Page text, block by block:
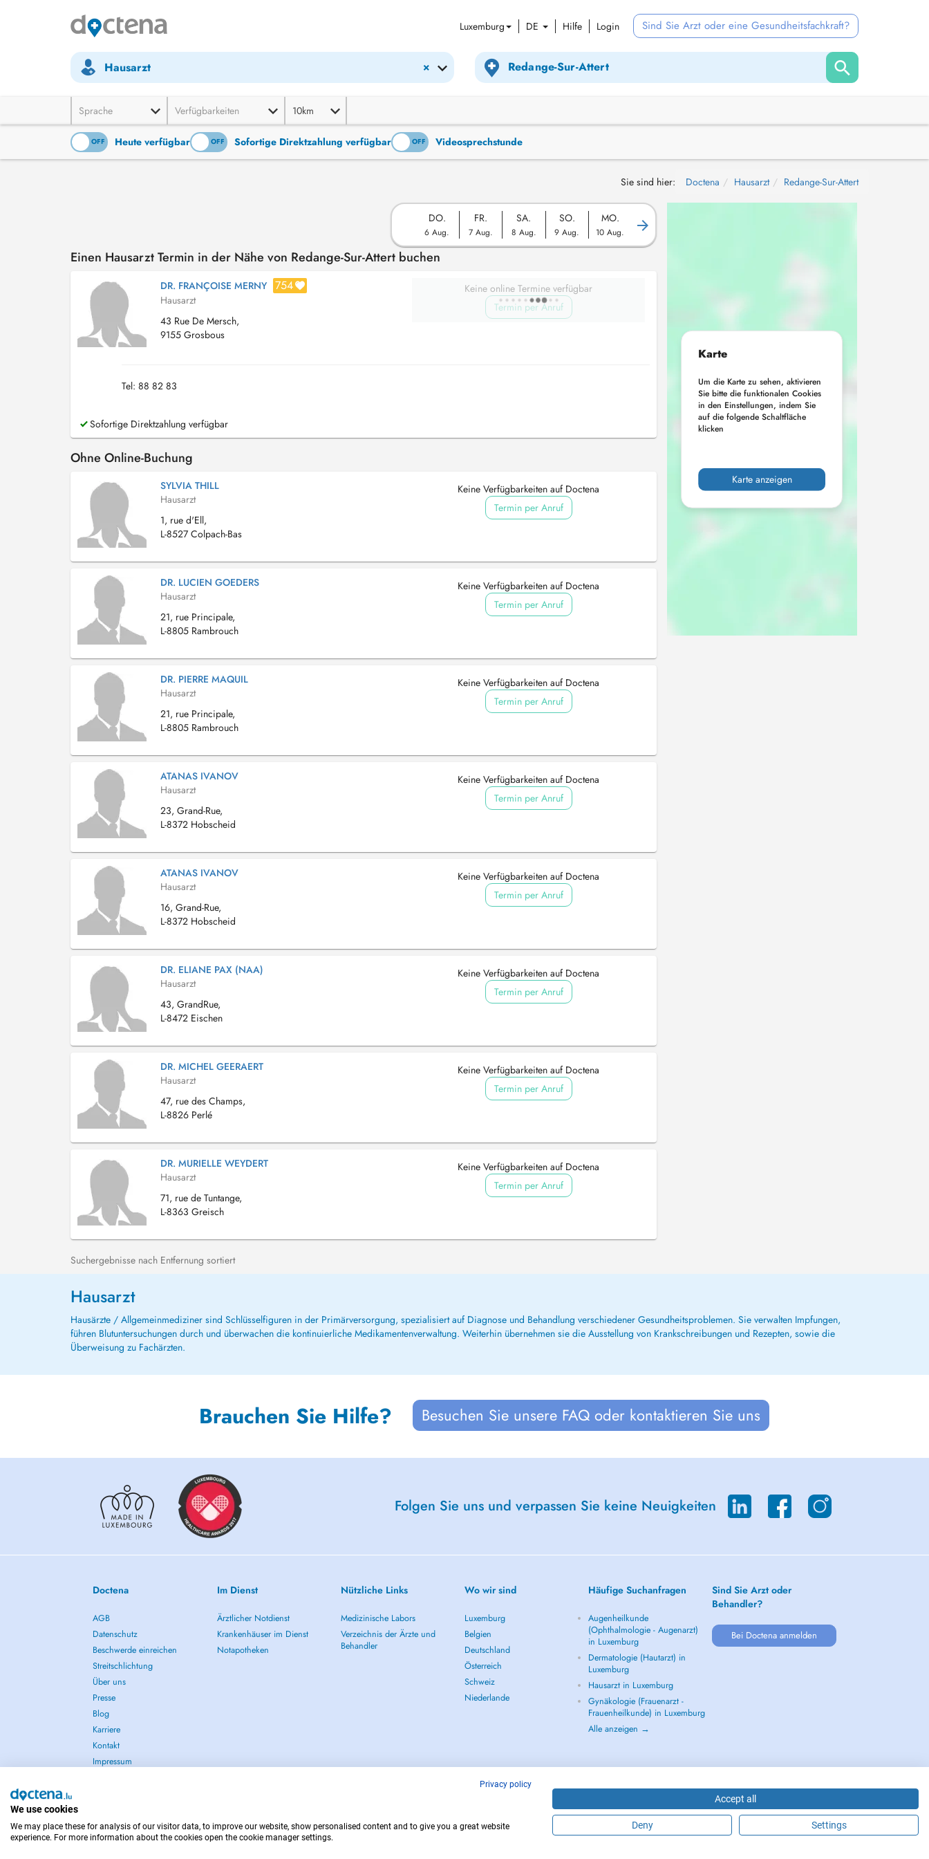
Luxemburg DE Hilfe Login Sind Sie Arzt oder eine Gesundheitsfachkraft?
×
Hausarzt
Sprache Verfügbarkeiten 10km
OFF Heute verfügbar
ON OFF Sofortige Direktzahlung verfügbar
ON OFF Videosprechstunde
Sie sind hier: Doctena Hausarzt Redange-Sur-Attert
DO.
6 Aug.
FR.
7 Aug.
SA.
8 Aug.
SO.
9 Aug.
MO.
10 Aug.
Einen Hausarzt Termin in der Nähe von Redange-Sur-Attert buchen
DR. FRANÇOISE MERNY 754
Hausarzt
43 Rue De Mersch,
9155 Grosbous
Keine online Termine verfügbar
Termin per Anruf
Tel: 88 82 83
Sofortige Direktzahlung verfügbar
Ohne Online-Buchung
SYLVIA THILL
Hausarzt
1, rue d'Ell,
L-8527 Colpach-Bas
Keine Verfügbarkeiten auf Doctena
Termin per Anruf
DR. LUCIEN GOEDERS
Hausarzt
21, rue Principale,
L-8805 Rambrouch
Keine Verfügbarkeiten auf Doctena
Termin per Anruf
DR. PIERRE MAQUIL
Hausarzt
21, rue Principale,
L-8805 Rambrouch
Keine Verfügbarkeiten auf Doctena
Termin per Anruf
ATANAS IVANOV
Hausarzt
23, Grand-Rue,
L-8372 Hobscheid
Keine Verfügbarkeiten auf Doctena
Termin per Anruf
ATANAS IVANOV
Hausarzt
16, Grand-Rue,
L-8372 Hobscheid
Keine Verfügbarkeiten auf Doctena
Termin per Anruf
DR. ELIANE PAX (NAA)
Hausarzt
43, GrandRue,
L-8472 Eischen
Keine Verfügbarkeiten auf Doctena
Termin per Anruf
DR. MICHEL GEERAERT
Hausarzt
47, rue des Champs,
L-8826 Perlé
Keine Verfügbarkeiten auf Doctena
Termin per Anruf
DR. MURIELLE WEYDERT
Hausarzt
71, rue de Tuntange,
L-8363 Greisch
Keine Verfügbarkeiten auf Doctena
Termin per Anruf
Suchergebnisse nach Entfernung sortiert
Karte
Um die Karte zu sehen, aktivieren
Sie bitte die funktionalen Cookies
in den Einstellungen, indem Sie
auf die folgende Schaltfläche
klicken
Karte anzeigen
Hausarzt
Hausärzte / Allgemeinmediziner sind Schlüsselfiguren in der Primärversorgung, spezialisiert auf Diagnose und Behandlung verschiedener Gesundheitsproblemen. Sie verwalten Impfungen,
führen Blutuntersuchungen durch und überwachen die kontinuierliche Medikamentenverwaltung. Weiterhin übernehmen sie die Ausstellung von Krankschreibungen und Rezepten, sowie die
Überweisung zu Fachärzten.
Brauchen Sie Hilfe? Besuchen Sie unsere FAQ oder kontaktieren Sie uns
Folgen Sie uns und verpassen Sie keine Neuigkeiten
Doctena
AGB
Datenschutz
Beschwerde einreichen
Streitschlichtung
Über uns
Presse
Blog
Karriere
Kontakt
Impressum
Im Dienst
Ärztlicher Notdienst
Krankenhäuser im Dienst
Notapotheken
Nützliche Links
Medizinische Labors
Verzeichnis der Ärzte und
Behandler
Wo wir sind
Luxemburg
Belgien
Deutschland
Österreich
Schweiz
Niederlande
Häufige Suchanfragen
Augenheilkunde
(Ophthalmologie - Augenarzt)
in Luxemburg
Dermatologie (Hautarzt) in
Luxemburg
Hausarzt in Luxemburg
Gynäkologie (Frauenarzt -
Frauenheilkunde) in Luxemburg
Alle anzeigen →
Sind Sie Arzt oder
Behandler?
Bei Doctena anmelden
IM NOTFALL WENDEN SIE SICH AN : 112 Copyright © 2026 - DOCTENA S.A. 42, Rue de la Vallée, L-2661 Luxembourg
Privacy policy
We use cookies
We may place these for analysis of our visitor data, to improve our website, show personalised content and to give you a great website
experience. For more information about the cookies open the cookie manager settings.
Accept all
Deny Settings